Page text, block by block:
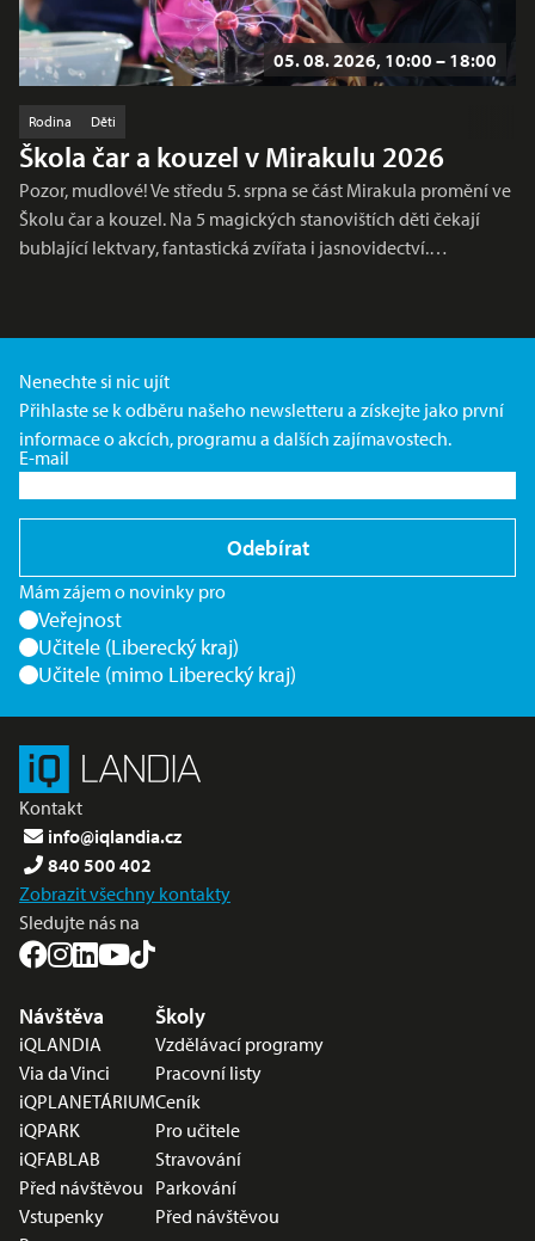
05. 08. 2026, 10:00 – 18:00
Rodina Děti
Škola čar a kouzel v Mirakulu 2026
Pozor, mudlové! Ve středu 5. srpna se část Mirakula promění ve
Školu čar a kouzel. Na 5 magických stanovištích děti čekají
bublající lektvary, fantastická zvířata i jasnovidectví.…
Nenechte si nic ujít
Přihlaste se k odběru našeho newsletteru a získejte jako první
informace o akcích, programu a dalších zajímavostech.
E-mail
Odebírat
Mám zájem o novinky pro
Veřejnost
Učitele (Liberecký kraj)
Učitele (mimo Liberecký kraj)
Kontakt
info@iqlandia.cz
840 500 402
Zobrazit všechny kontakty
Sledujte nás na
Nabídka v zápatí
Návštěva
iQLANDIA
Via da Vinci
iQPLANETÁRIUM
iQPARK
iQFABLAB
Před návštěvou
Vstupenky
Školy
Vzdělávací programy
Pracovní listy
Ceník
Pro učitele
Stravování
Parkování
Před návštěvou